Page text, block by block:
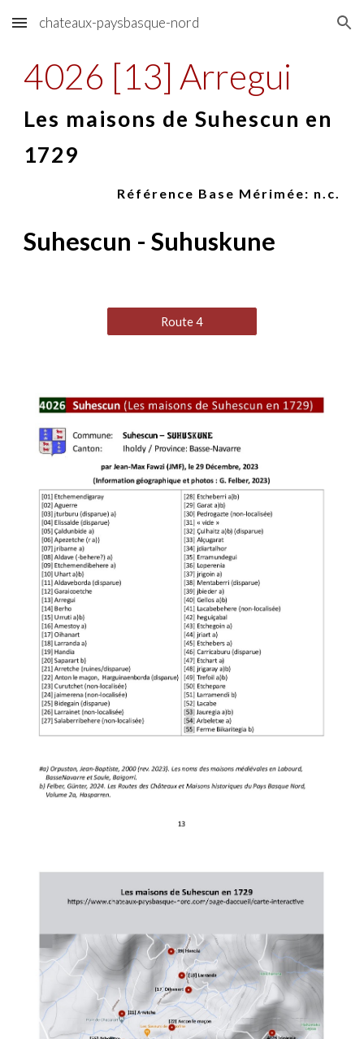
Skip to main content Skip to navigation
chateaux-paysbasque-nord
4026 [13] Arregui
Les maisons de Suhescun en
1729
Référence Base Mérimée: n. c.
Suhescun - Suhuskune
Route 4